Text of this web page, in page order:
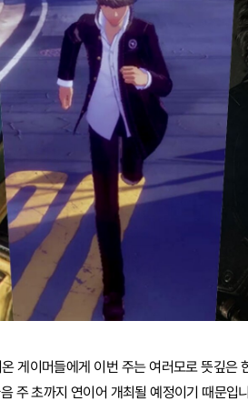
게이머들에게 이번 주는 여러모로 뜻깊은
주 초까지 연이어 개최될 예정이기 때문입